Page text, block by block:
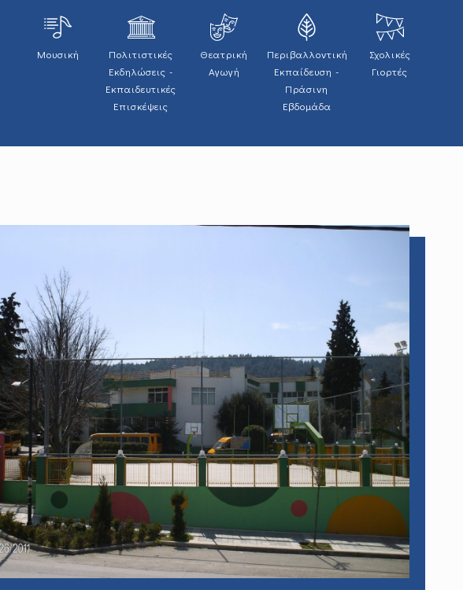
Μουσική
Πολιτιστικές
Εκδηλώσεις -
Εκπαιδευτικές
Επισκέψεις
Θεατρική
Αγωγή
Περιβαλλοντική
Εκπαίδευση -
Πράσινη
Εβδομάδα
Σχολικές
Γιορτές